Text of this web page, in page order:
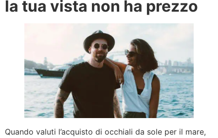
la tua vista non ha prezzo
Quando valuti l’acquisto di occhiali da sole per il mare,